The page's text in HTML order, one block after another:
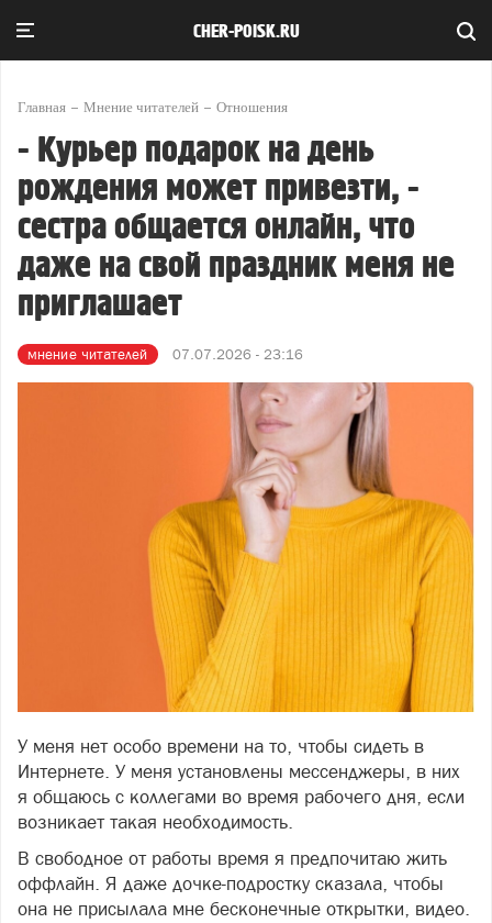
CHER-POISK.RU
Главная Мнение читателей Отношения
- Курьер подарок на день
рождения может привезти, -
сестра общается онлайн, что
даже на свой праздник меня не
приглашает
мнение читателей 07.07.2026 - 23:16
У меня нет особо времени на то, чтобы сидеть в
Интернете. У меня установлены мессенджеры, в них
я общаюсь с коллегами во время рабочего дня, если
возникает такая необходимость.
В свободное от работы время я предпочитаю жить
оффлайн. Я даже дочке-подростку сказала, чтобы
она не присылала мне бесконечные открытки, видео.